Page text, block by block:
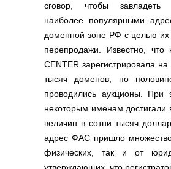
сговор, чтобы завладеть
наиболее популярными
доменной зоне РФ с целью
перепродажи. Известно, что
CENTER зарегистрировала
тысяч доменов, по
проводились аукционы.
некоторым именам достигали
величин в сотни тысяч
адрес ФАС пришло
физических, так и от